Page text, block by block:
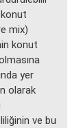
mix)
konut
yer
olarak
ve bu